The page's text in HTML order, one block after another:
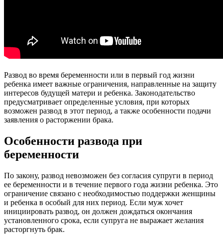
Развод во время беременности или в первый год жизни
ребенка имеет важные ограничения, направленные на защиту
интересов будущей матери и ребенка. Законодательство
предусматривает определенные условия, при которых
возможен развод в этот период, а также особенности подачи
заявления о расторжении брака.
Особенности развода при
беременности
По закону, развод невозможен без согласия супруги в период
ее беременности и в течение первого года жизни ребенка. Это
ограничение связано с необходимостью поддержки женщины
и ребенка в особый для них период. Если муж хочет
инициировать развод, он должен дождаться окончания
установленного срока, если супруга не выражает желания
расторгнуть брак.